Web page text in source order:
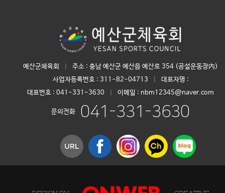
예산군체육회
주소 : 충남 예산군 예산읍 예산로 354 (공설운동장內)
사업자등록번호 : 311-82-04713
대표자명 :
대표번호 : 041-331-3630 이메일 : nbm12345@naver.com
문의전화 041-331-3630